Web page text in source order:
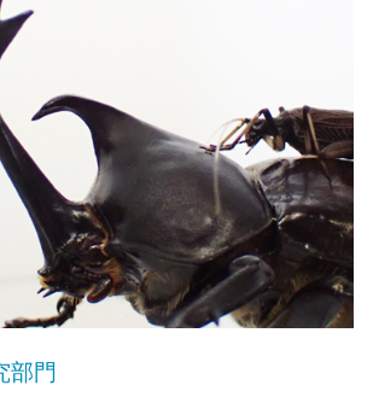
部門